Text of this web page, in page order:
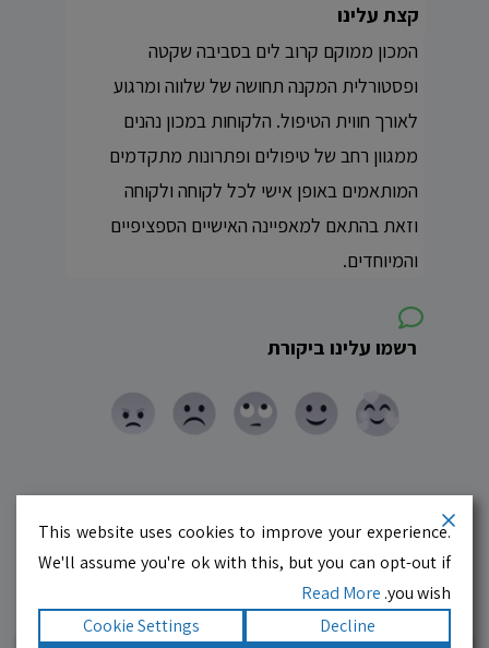
קצת עלינו
המכון ממוקם קרוב לים בסביבה שקטה
ופסטורלית המקנה תחושה של שלווה ומרגוע
לאורך חווית הטיפול. הלקוחות במכון נהנים
ממגוון רחב של טיפולים ופתרונות מתקדמים
המותאמים באופן אישי לכל לקוחה ולקוחה
וזאת בהתאם למאפיינה האישיים הספציפיים
והמיוחדים.
רשמו עלינו ביקורת
עסקים מומלצים!רוצים גם? לחצו כאן
This website uses cookies to improve your experience.
We'll assume you're ok with this, but you can opt-out if
you wish.
Read More
Decline
Cookie Settings